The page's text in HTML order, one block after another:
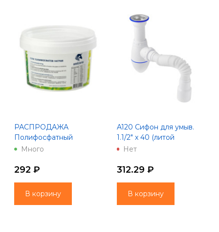
РАСПРОДАЖА
Полифосфатный
наполнитель Unicorn CP
Много
292 ₽
В корзину
A120 Сифон для умыв.
1.1/2" х 40 (литой
нерж.вып, винт 80 мм) с
Unicorn
Нет
312.29 ₽
В корзину